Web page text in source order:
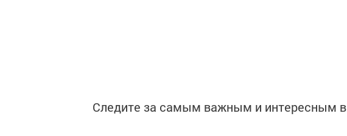
Следите за самым важным и интересным в